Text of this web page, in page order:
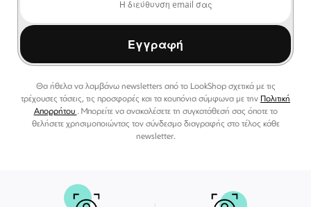
Εγγραφή
Θα ήθελα να λαμβάνω newsletters από το LookShop σχετικά με τις
τρέχουσες τάσεις, τις προσφορές και τα κουπόνια σύμφωνα με την Πολιτική
Απορρήτου . Μπορείτε να ανακαλέσετε τη συγκατάθεσή σας όποτε το
θελήσετε χρησιμοποιώντας τον σύνδεσμο διαγραφής στο τέλος κάθε
newsletter.